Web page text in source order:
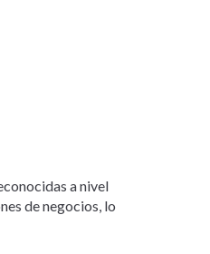
a nivel
de negocios, lo